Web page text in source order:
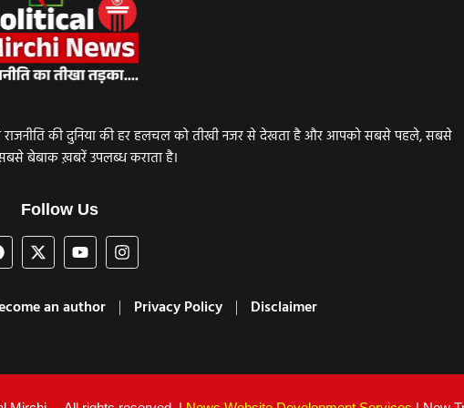
राजनीति की दुनिया की हर हलचल को तीखी नजर से देखता है और आपको सबसे पहले, सबसे
बेबाक ख़बरें उपलब्ध कराता है।
Follow Us
an author Privacy Policy Disclaimer